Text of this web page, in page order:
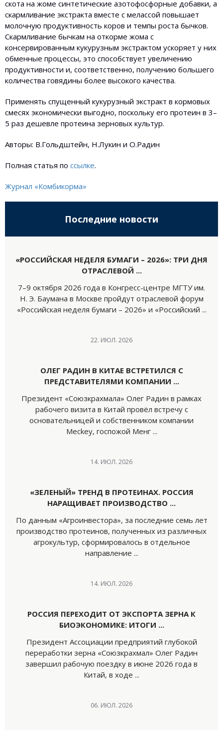
скота на жоме синтетические азотофосфорные добавки, а
скармливание экстракта вместе с мелассой повышает
молочную продуктивность коров и темпы роста бычков.
Скармливание бычкам на откорме жома с
консервированным кукурузным экстрактом ускоряет у них
обменные процессы, это способствует увеличению
продуктивности и, соответственно, получению большего
количества говядины более высокого качества.
Применять спущенный кукурузный экстракт в кормовых
смесях экономически выгодно, поскольку его протеин в 3–
5 раз дешевле протеина зерновых культур.
Авторы: В.Гольдштейн, Н.Лукин и О.Радин
Полная статья по ссылке.
Журнал «Комбикорма»
Последние новости
«РОССИЙСКАЯ НЕДЕЛЯ БУМАГИ – 2026»: ТРИ ДНЯ
ОТРАСЛЕВОЙ ...
7–9 октября 2026 года в Конгресс-центре МГТУ им.
Н. Э. Баумана в Москве пройдут отраслевой форум
«Российская неделя бумаги – 2026» и «Российский ...
22. ИЮЛ. 2026
ОЛЕГ РАДИН В КИТАЕ ВСТРЕТИЛСЯ С
ПРЕДСТАВИТЕЛЯМИ КОМПАНИИ ...
Президент «Союзкрахмала» Олег Радин в рамках
рабочего визита в Китай провёл встречу с
основательницей и собственником компании
Meckey, госпожой Менг ...
14. ИЮЛ. 2026
«ЗЕЛЕНЫЙ» ТРЕНД В ПРОТЕИНАХ. РОССИЯ
НАРАЩИВАЕТ ПРОИЗВОДСТВО ...
По данным «Агроинвестора», за последние семь лет
производство протеинов, полученных из различных
агрокультур, сформировалось в отдельное
направление ...
14. ИЮЛ. 2026
РОССИЯ ПЕРЕХОДИТ ОТ ЭКСПОРТА ЗЕРНА К
БИОЭКОНОМИКЕ: ИТОГИ ...
Президент Ассоциации предприятий глубокой
переработки зерна «Союзкрахмал» Олег Радин
завершил рабочую поездку в июне 2026 года в
Китай, в ходе ...
06. ИЮЛ. 2026